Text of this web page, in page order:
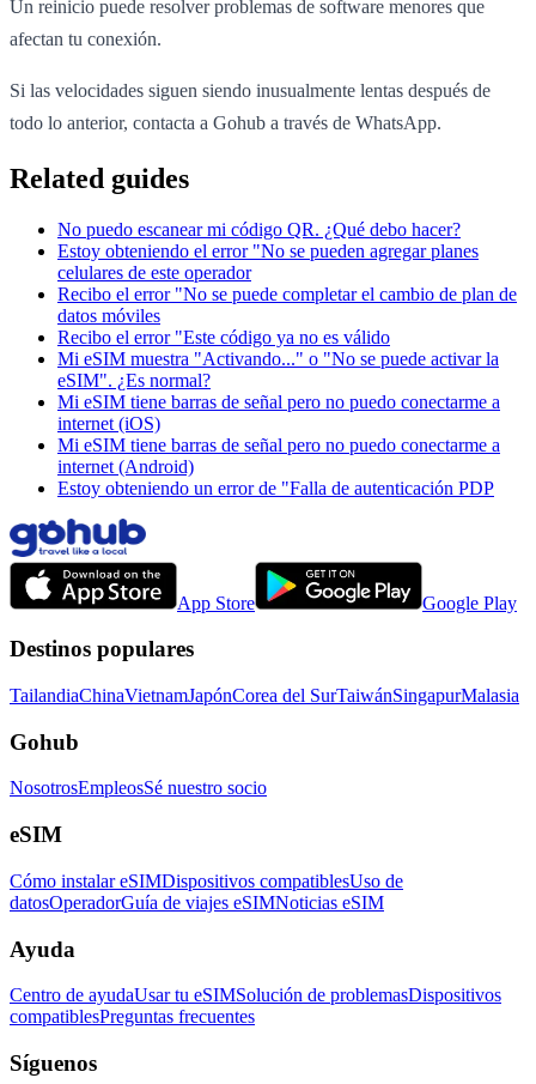
Un reinicio puede resolver problemas de software menores que
afectan tu conexión.
Si las velocidades siguen siendo inusualmente lentas después de
todo lo anterior, contacta a Gohub a través de WhatsApp.
Related guides
No puedo escanear mi código QR. ¿Qué debo hacer?
Estoy obteniendo el error "No se pueden agregar planes
celulares de este operador
Recibo el error "No se puede completar el cambio de plan de
datos móviles
Recibo el error "Este código ya no es válido
Mi eSIM muestra "Activando..." o "No se puede activar la
eSIM". ¿Es normal?
Mi eSIM tiene barras de señal pero no puedo conectarme a
internet (iOS)
Mi eSIM tiene barras de señal pero no puedo conectarme a
internet (Android)
Estoy obteniendo un error de "Falla de autenticación PDP
App Store Google Play
Destinos populares
TailandiaChinaVietnamJapónCorea del SurTaiwánSingapurMalasia
Gohub
NosotrosEmpleosSé nuestro socio
eSIM
Cómo instalar eSIMDispositivos compatiblesUso de
datosOperadorGuía de viajes eSIMNoticias eSIM
Ayuda
Centro de ayudaUsar tu eSIMSolución de problemasDispositivos
compatiblesPreguntas frecuentes
Síguenos